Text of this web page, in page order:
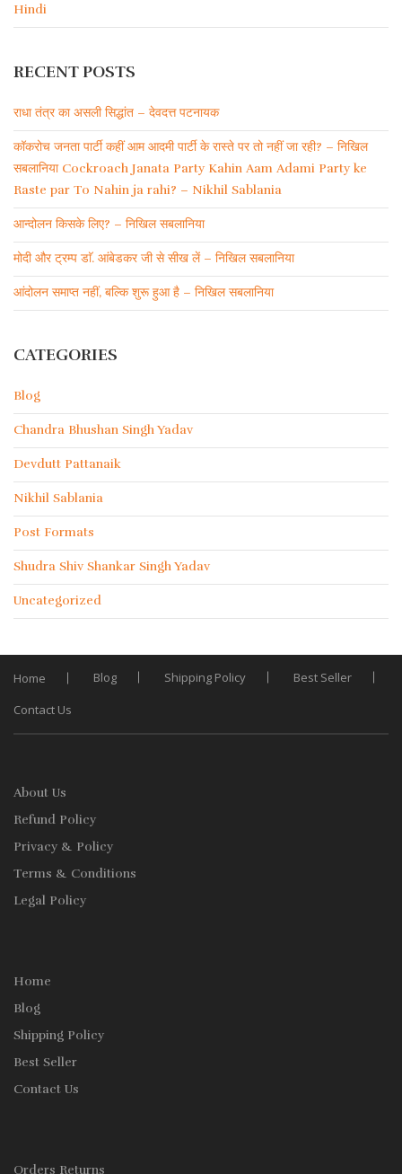
Hindi
RECENT POSTS
राधा तंत्र का असली सिद्धांत – देवदत्त पटनायक
कॉकरोच जनता पार्टी कहीं आम आदमी पार्टी के रास्ते पर तो नहीं जा रही? – निखिल
सबलानिया Cockroach Janata Party Kahin Aam Adami Party ke
Raste par To Nahin ja rahi? – Nikhil Sablania
आन्दोलन किसके लिए? – निखिल सबलानिया
मोदी और ट्रम्प डाॅ. आंबेडकर जी से सीख लें – निखिल सबलानिया
आंदोलन समाप्त नहीं, बल्कि शुरू हुआ है – निखिल सबलानिया
CATEGORIES
Blog
Chandra Bhushan Singh Yadav
Devdutt Pattanaik
Nikhil Sablania
Post Formats
Shudra Shiv Shankar Singh Yadav
Uncategorized
Home Blog Shipping Policy
Best Seller
Contact Us
About Us
Refund Policy
Privacy & Policy
Terms & Conditions
Legal Policy
Home
Blog
Shipping Policy
Best Seller
Contact Us
Orders Returns